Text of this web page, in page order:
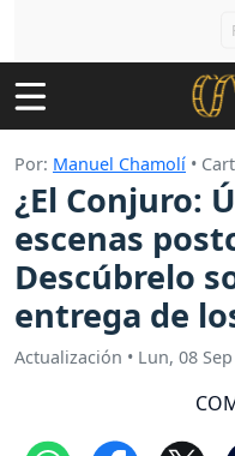
Por: Manuel Chamolí •
¿El Conjuro:
escenas
Descúbrelo
entrega de
Actualización • Lun, 08